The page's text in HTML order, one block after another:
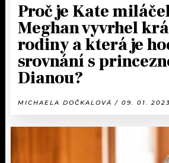
MIX
OSTATNÍ
Proč je Kate
Meghan vyvrhel
rodiny a která je
srovnání s
Dianou?
MICHAELA DOČKALOVÁ / 09. 01. 2023